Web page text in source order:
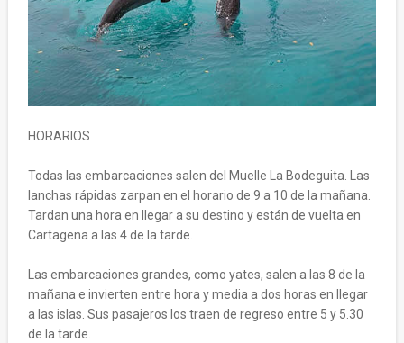
HORARIOS
Todas las embarcaciones salen del Muelle La Bodeguita. Las
lanchas rápidas zarpan en el horario de 9 a 10 de la mañana.
Tardan una hora en llegar a su destino y están de vuelta en
Cartagena a las 4 de la tarde.
Las embarcaciones grandes, como yates, salen a las 8 de la
mañana e invierten entre hora y media a dos horas en llegar
a las islas. Sus pasajeros los traen de regreso entre 5 y 5.30
de la tarde.